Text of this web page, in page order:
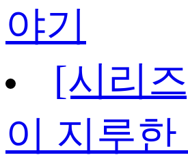
야기
[시리
이 지루